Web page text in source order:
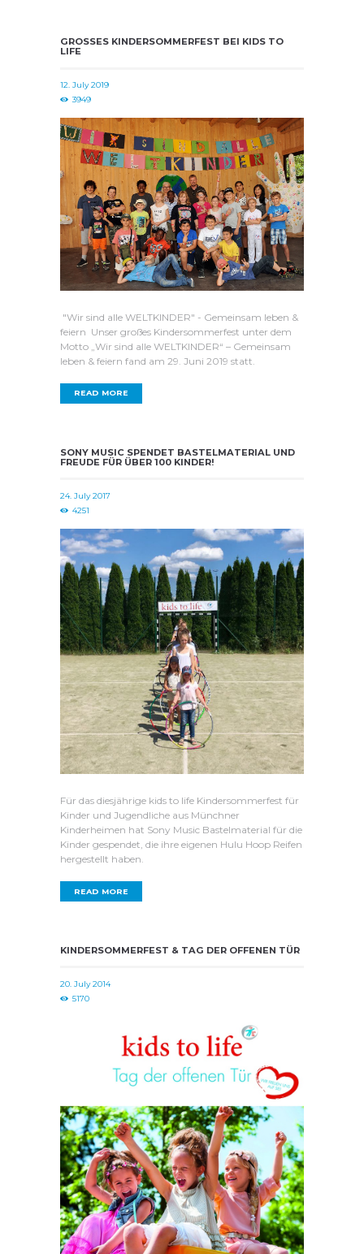
GROSSES KINDERSOMMERFEST BEI KIDS TO L
IFE
12. July 2019
3949
"Wir sind alle WELTKINDER" - Gemeinsam leben &
feiern Unser großes Kindersommerfest unter dem
Motto „Wir sind alle WELTKINDER“ – Gemeinsam
leben & feiern fand am 29. Juni 2019 statt.
READ MORE
SONY MUSIC SPENDET BASTELMATERIAL UND
FREUDE FÜR ÜBER 100 KINDER!
24. July 2017
4251
Für das diesjährige kids to life Kindersommerfest für
Kinder und Jugendliche aus Münchner
Kinderheimen hat Sony Music Bastelmaterial für die
Kinder gespendet, die ihre eigenen Hulu Hoop Reifen
hergestellt haben.
READ MORE
KINDERSOMMERFEST & TAG DER OFFENEN TÜR
20. July 2014
5170